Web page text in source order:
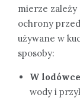
mierze zależy
ochrony
używane w
sposoby:
W lodówce
wody i